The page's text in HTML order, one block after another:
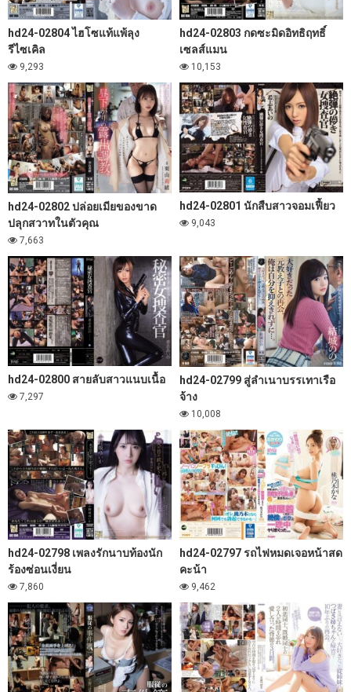
hd24-02804 ไฮโซแท้แพ้ลุง
รีไซเคิล
9,293
hd24-02803 กดซะมิดอิทธิฤทธิ์
เซลส์แมน
10,153
hd24-02802 ปล่อยเมียของขาด
ปลุกสวาทในตัวคุณ
7,663
hd24-02801 นักสืบสาวจอมเฟี้ยว
9,043
hd24-02800 สายลับสาวแนบเนื้อ
7,297
hd24-02799 สู่ลำเนาบรรเทาเรือ
จ้าง
10,008
hd24-02798 เพลงรักนาบท้องนัก
ร้องซ่อนเงี่ยน
7,860
hd24-02797 รถไฟหมดเจอหน้าสด
คะน้า
9,462